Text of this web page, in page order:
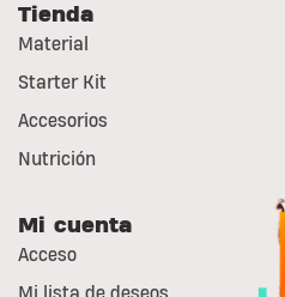
Tienda
Material
Starter Kit
Accesorios
Nutrición
Mi cuenta
Acceso
Mi lista de deseos